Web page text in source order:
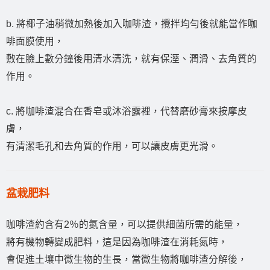
b. 將椰子油稍微加熱後加入咖啡渣，攪拌均勻後就能當作咖
啡面膜使用，
敷在臉上數分鐘後用清水清洗，就有保溼、潤滑、去角質的
作用。
c. 將咖啡渣混合在香皂或沐浴露裡，代替磨砂膏來按摩皮
膚，
有清潔毛孔和去角質的作用，可以讓皮膚更光滑。
盆栽肥料
咖啡渣約含有2％的氮含量，可以提供細菌所需的能量，
將有機物轉變成肥料，這是因為咖啡渣在消耗氮時，
會促進土壤中微生物的生長，當微生物將咖啡渣分解後，